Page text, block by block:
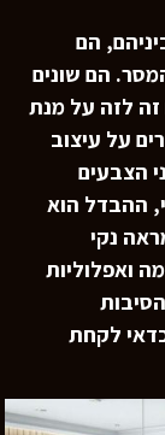
הם
הם שונים
זה לזה על מנת
על עיצוב
הצבעים
ההבדל הוא
נקי
ואפלוליות
לקחת